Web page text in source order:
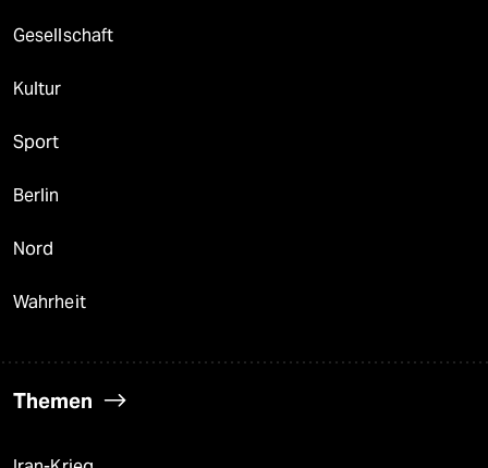
Gesellschaft
Kultur
Sport
Berlin
Nord
Wahrheit
Themen